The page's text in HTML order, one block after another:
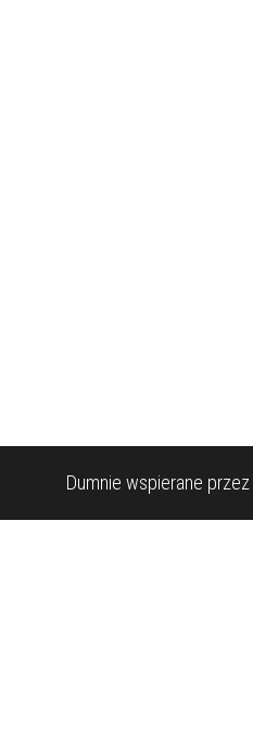
Dumnie wspierane przez